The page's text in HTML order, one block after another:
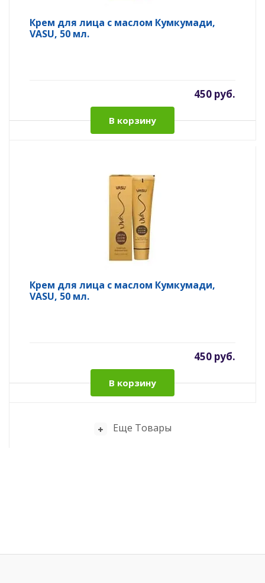
Крем для лица с маслом Кумкумади,
VASU, 50 мл.
450 руб.
В корзину
Крем для лица с маслом Кумкумади,
VASU, 50 мл.
450 руб.
В корзину
Еще Товары